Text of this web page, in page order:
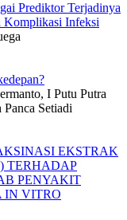
Prediktor Terjadinya
Komplikasi Infeksi
I Putu Putra
Setiadi
EKSTRAK
TERHADAP
PENYAKIT
IN VITRO